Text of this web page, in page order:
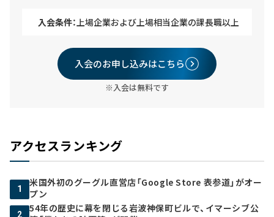
入会条件： 上場企業および上場相当企業の課長職以上
入会のお申し込みはこちら
※入会は無料です
アクセスランキング
1
米国外初のグーグル直営店「Google Store 表参道」がオー
プン
2
54年の歴史に幕を閉じる岩波神保町ビルで、イマーシブ公